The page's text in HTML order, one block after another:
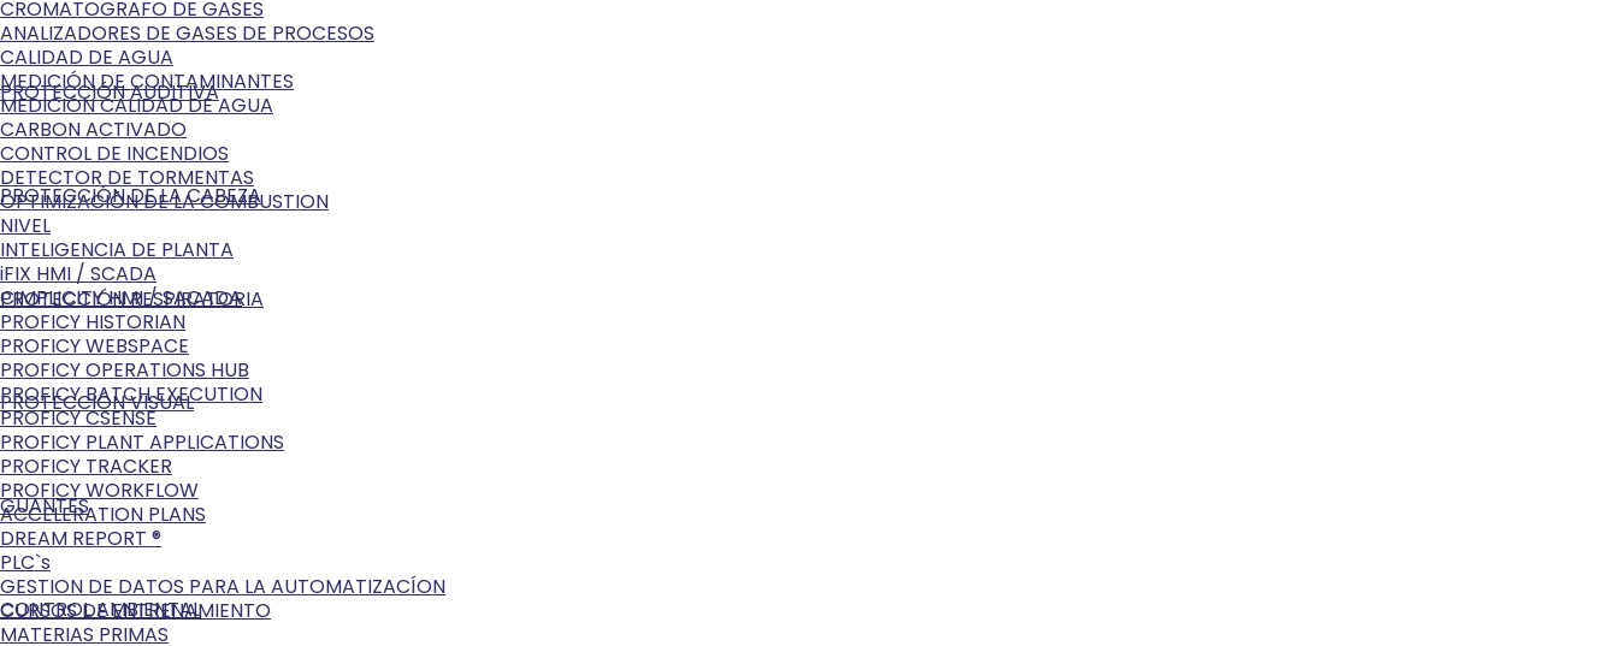
PROTECCIÓN AUDITIVA
PROTECCIÓN DE LA CABEZA
PROTECCIÓN RESPIRATORIA
PROTECCIÓN VISUAL
GUANTES
CONTROL AMBIENTAL
CROMATOGRAFO DE GASES
ANALIZADORES DE GASES DE PROCESOS
CALIDAD DE AGUA
MEDICIÓN DE CONTAMINANTES
MEDICIÓN CALIDAD DE AGUA
CARBON ACTIVADO
CONTROL DE INCENDIOS
DETECTOR DE TORMENTAS
OPTIMIZACIÓN DE LA COMBUSTION
NIVEL
INTELIGENCIA DE PLANTA
iFIX HMI / SCADA
CIMPLICITY HMI / SACADA
PROFICY HISTORIAN
PROFICY WEBSPACE
PROFICY OPERATIONS HUB
PROFICY BATCH EXECUTION
PROFICY CSENSE
PROFICY PLANT APPLICATIONS
PROFICY TRACKER
PROFICY WORKFLOW
ACCELERATION PLANS
DREAM REPORT ®
PLC`s
GESTION DE DATOS PARA LA AUTOMATIZACÍON
CURSOS DE ENTRENAMIENTO
MATERIAS PRIMAS